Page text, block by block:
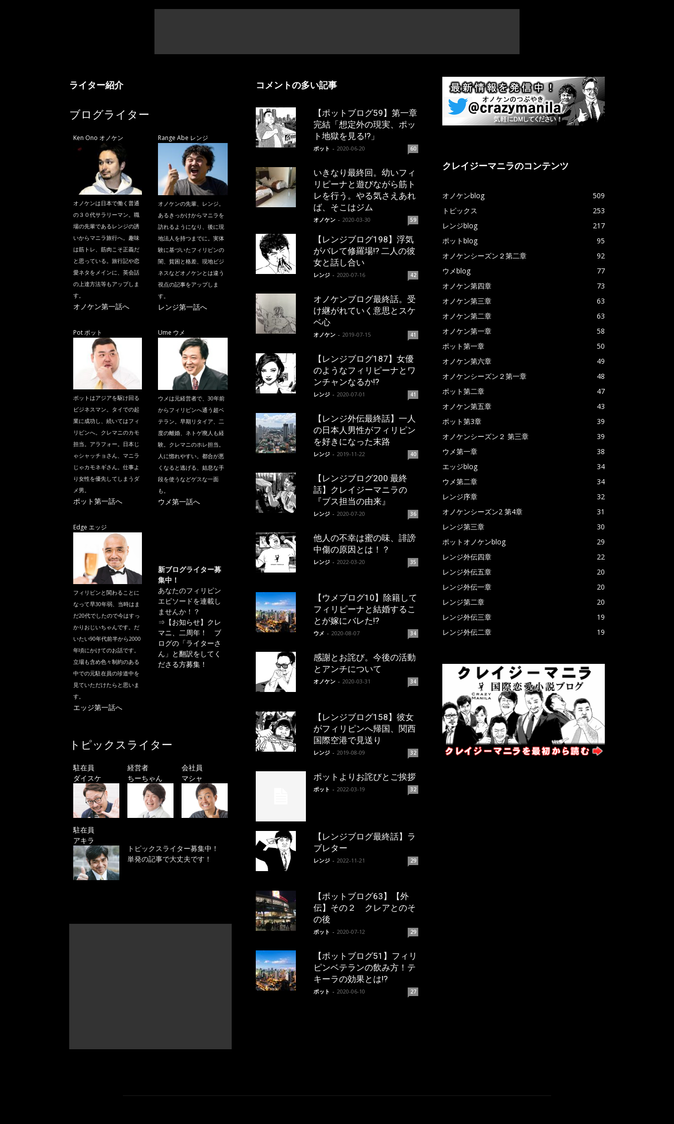
ライター紹介
ブログライター
Ken Ono オノケン
オノケンは日本で働く普通
の３０代サラリーマン。職
場の先輩であるレンジの誘
いからマニラ旅行へ。趣味
は筋トレ、筋肉こそ正義だ
と思っている。旅行記や恋
愛ネタをメインに、英会話
の上達方法等もアップしま
す。
オノケン第一話へ
Range Abe レンジ
オノケンの先輩、レンジ。
あるきっかけからマニラを
訪れるようになり、後に現
地法人を持つまでに。実体
験に基づいたフィリピンの
闇、貧困と格差、現地ビジ
ネスなどオノケンとは違う
視点の記事をアップしま
す。
レンジ第一話へ
Pot ポット
ポットはアジアを駆け回る
ビジネスマン。タイでの起
業に成功し、続いてはフィ
リピンへ。クレマニのカモ
担当。アラフォー。日本じ
ゃシャッチョさん、マニラ
じゃカモネギさん。仕事よ
り女性を優先してしまうダ
メ男。
ポット第一話へ
Ume ウメ
ウメは元経営者で、30年前
からフィリピンへ通う超ベ
テラン。早期リタイア、二
度の離婚、ネトゲ廃人も経
験。クレマニのホレ担当。
人に惚れやすい。都合が悪
くなると逃げる、姑息な手
段を使うなどゲスな一面
も。
ウメ第一話へ
Edge エッジ
フィリピンと関わることに
なって早30年弱、当時はま
だ20代でしたので今はすっ
かりおじいちゃんです。だ
いたい90年代前半から2000
年頃にかけてのお話です。
立場も含め色々制約のある
中での元駐在員の珍道中を
見ていただけたらと思いま
す。
エッジ第一話へ
新ブログライター募
集中！
あなたのフィリピン
エピソードを連載し
ませんか！？
⇒ 【お知らせ】クレ
マニ、二周年！ ブ
ログの「ライターさ
ん」と翻訳をしてく
ださる方募集！
トピックスライター
駐在員
ダイスケ
経営者
ちーちゃん
会社員
マシャ
駐在員
アキラ
トピックスライター募集中！
単発の記事で大丈夫です！
コメントの多い記事
【ポットブログ59】第一章
完結「想定外の現実、ポッ
ト地獄を見る!?」
ポット - 2020-06-20 60
いきなり最終回。幼いフィ
リピーナと遊びながら筋ト
レを行う。やる気さえあれ
ば、そこはジム
オノケン - 2020-03-30 59
【レンジブログ198】浮気
がバレて修羅場!? 二人の彼
女と話し合い
レンジ - 2020-07-16 42
オノケンブログ最終話。受
け継がれていく意思とスケ
ベ心
オノケン - 2019-07-15 41
【レンジブログ187】女優
のようなフィリピーナとワ
ンチャンなるか!?
レンジ - 2020-07-01 41
【レンジ外伝最終話】一人
の日本人男性がフィリピン
を好きになった末路
レンジ - 2019-11-22 40
【レンジブログ200 最終
話】クレイジーマニラの
『ブス担当の由来』
レンジ - 2020-07-20 36
他人の不幸は蜜の味、誹謗
中傷の原因とは！？
レンジ - 2022-03-20 35
【ウメブログ10】除籍して
フィリピーナと結婚するこ
とが嫁にバレた!?
ウメ - 2020-08-07 34
感謝とお詫び。今後の活動
とアンチについて
オノケン - 2020-03-31 34
【レンジブログ158】彼女
がフィリピンへ帰国、関西
国際空港で見送り
レンジ - 2019-08-09 32
ポットよりお詫びとご挨拶
ポット - 2022-03-19 32
【レンジブログ最終話】ラ
ブレター
レンジ - 2022-11-21 29
【ポットブログ63】【外
伝】その２ クレアとのそ
の後
ポット - 2020-07-12 29
【ポットブログ51】フィリ
ピンベテランの飲み方！テ
キーラの効果とは!?
ポット - 2020-06-10 27
クレイジーマニラのコンテンツ
オノケンblog
509
トピックス
253
レンジblog
217
ポットblog
95
オノケンシーズン２第二章
92
ウメblog
77
オノケン第四章
73
オノケン第三章
63
オノケン第二章
63
オノケン第一章
58
ポット第一章
50
オノケン第六章
49
オノケンシーズン２第一章
48
ポット第二章
47
オノケン第五章
43
ポット第3章
39
オノケンシーズン２ 第三章
39
ウメ第一章
38
エッジblog
34
ウメ第二章
34
レンジ序章
32
オノケンシーズン2 第4章
31
レンジ第三章
30
ポットオノケンblog
29
レンジ外伝四章
22
レンジ外伝五章
20
レンジ外伝一章
20
レンジ第二章
20
レンジ外伝三章
19
レンジ外伝二章
19